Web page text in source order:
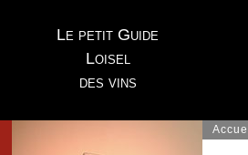
Le petit Guide
Loisel
des vins